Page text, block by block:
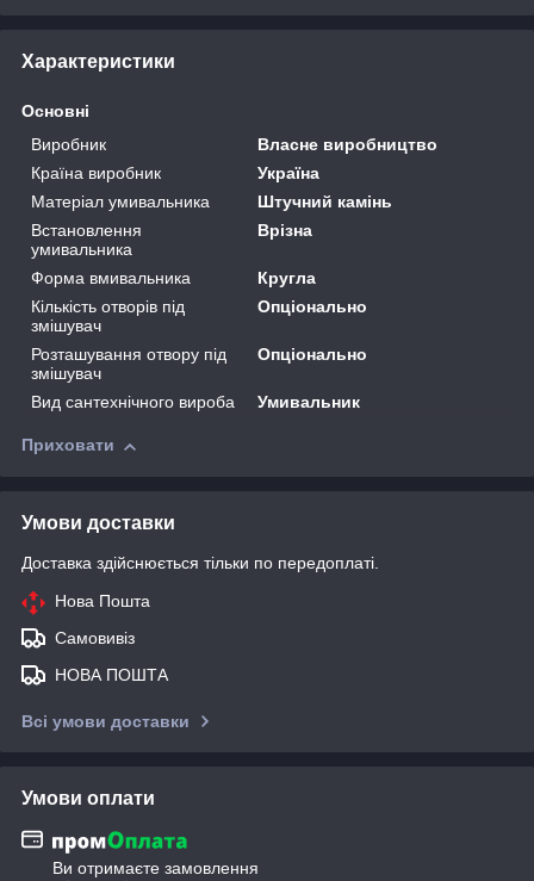
Характеристики
Основні
Виробник
Власне виробництво
Країна виробник
Україна
Матеріал умивальника
Штучний камінь
Встановлення
умивальника
Врізна
Форма вмивальника
Кругла
Кількість отворів під
змішувач
Опціонально
Розташування отвору під
змішувач
Опціонально
Вид сантехнічного вироба Умивальник
Приховати
Умови доставки
Доставка здійснюється тільки по передоплаті.
Нова Пошта
Самовивіз
НОВА ПОШТА
Всі умови доставки
Умови оплати
Ви отримаєте замовлення